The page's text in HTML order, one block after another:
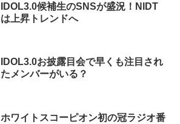
IDOL3.0候補生のSNSが盛況！NIDT
は上昇トレンドへ
IDOL3.0お披露目会で早くも注目され
たメンバーがいる？
ホワイトスコーピオン初の冠ラジオ番